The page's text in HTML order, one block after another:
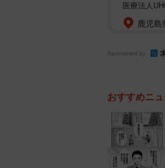
医療法人
鹿児島
Sponsored by
おすすめニュ